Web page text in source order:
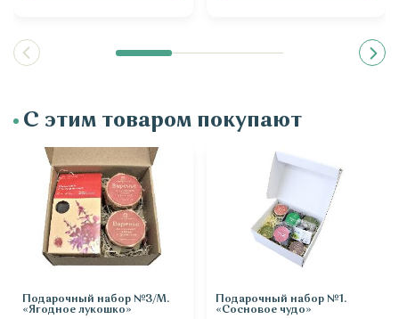
С этим товаром покупают
Подарочный набор №3/М.
«Ягодное лукошко»
Подарочный набор №1.
«Сосновое чудо»